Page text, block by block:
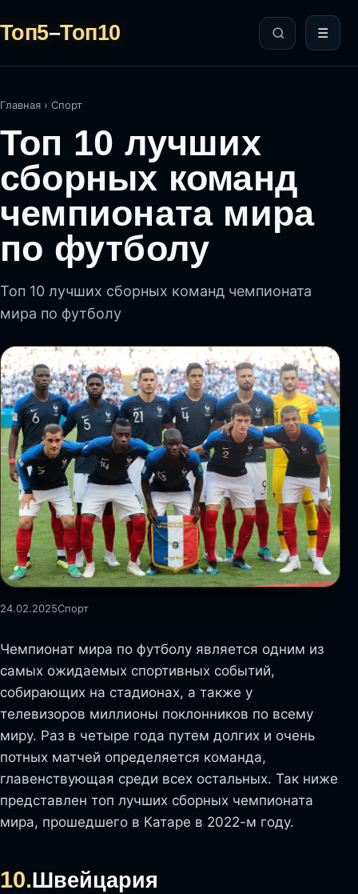
Топ5–Топ10 ☰
Главная › Спорт
Топ 10 лучших
сборных команд
чемпионата мира
по футболу
Топ 10 лучших сборных команд чемпионата
мира по футболу
24.02.2025Спорт
Чемпионат мира по футболу является одним из
самых ожидаемых спортивных событий,
собирающих на стадионах, а также у
телевизоров миллионы поклонников по всему
миру. Раз в четыре года путем долгих и очень
потных матчей определяется команда,
главенствующая среди всех остальных. Так ниже
представлен топ лучших сборных чемпионата
мира, прошедшего в Катаре в 2022-м году.
10.Швейцария